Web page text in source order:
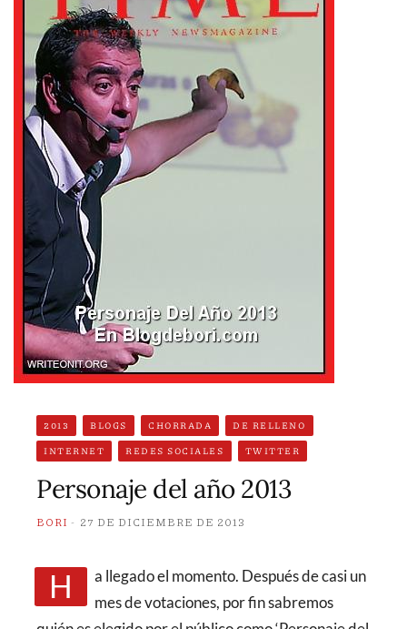
2013 BLOGS CHORRADA DE RELLENO
INTERNET REDES SOCIALES TWITTER
Personaje del año 2013
BORI 27 DE DICIEMBRE DE 2013
Ha llegado el momento. Después de casi un
mes de votaciones, por fin sabremos